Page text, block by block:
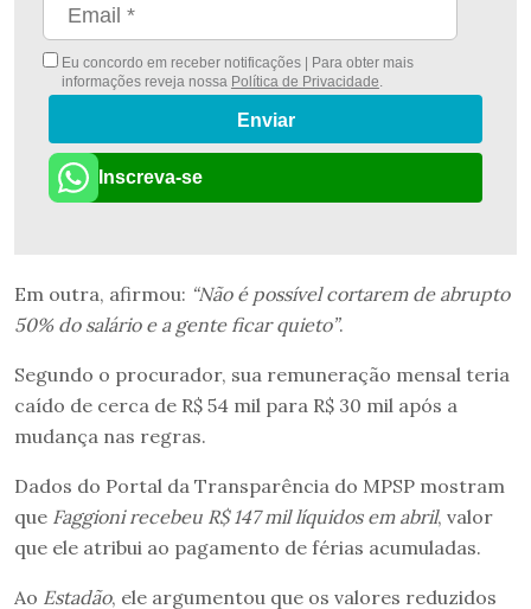
Eu concordo em receber notificações | Para obter mais
informações reveja nossa Política de Privacidade.
Enviar
Inscreva-se
Em outra, afirmou: “Não é possível cortarem de abrupto
50% do salário e a gente ficar quieto”.
Segundo o procurador, sua remuneração mensal teria
caído de cerca de R$ 54 mil para R$ 30 mil após a
mudança nas regras.
Dados do Portal da Transparência do MPSP mostram
que Faggioni recebeu R$ 147 mil líquidos em abril, valor
que ele atribui ao pagamento de férias acumuladas.
Ao Estadão, ele argumentou que os valores reduzidos